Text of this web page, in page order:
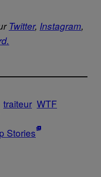
Twitter, Instagram,
traiteur WTF
Stories